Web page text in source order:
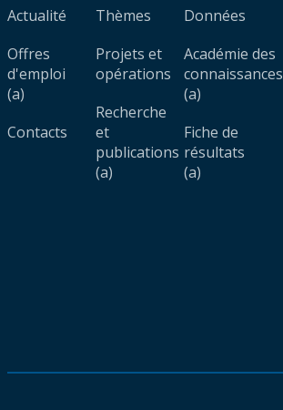
Actualité
Offres
d'emploi
(a)
Contacts
Thèmes
Projets et
opérations
Recherche
et
publications
(a)
Données
Académie des
connaissances
(a)
Fiche de
résultats
(a)